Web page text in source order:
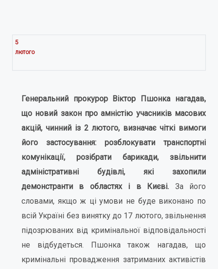
5
лютого
Генеральний прокурор Віктор Пшонка нагадав,
що новий закон про амністію учасників масових
акцій, чинний із 2 лютого, визначає чіткі вимоги
його застосування: розблокувати транспортні
комунікації, розібрати барикади, звільнити
адміністративні будівлі, які захопили
демонстранти в областях і в Києві. За його
словами, якщо ж ці умови не буде виконано по
всій Україні без винятку до 17 лютого, звільнення
підозрюваних від кримінальної відповідальності
не відбудеться. Пшонка також нагадав, що
кримінальні провадження затриманих активістів